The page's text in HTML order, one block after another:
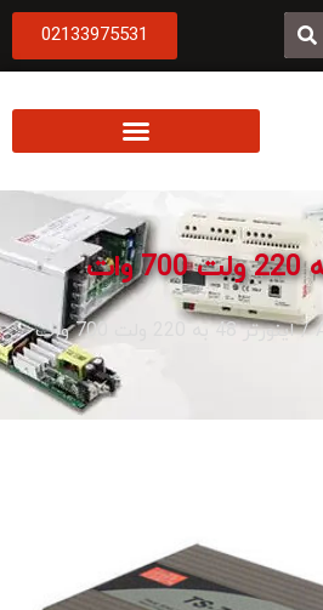
02133975531
/ اینورتر 48 به 220 ولت 700 وات